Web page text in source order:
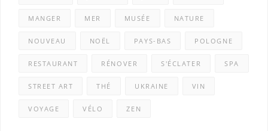
MANGER MER MUSÉE NATURE
NOUVEAU NOËL PAYS-BAS POLOGNE
RESTAURANT RÉNOVER S'ÉCLATER SPA
STREET ART THÉ UKRAINE VIN
VOYAGE VÉLO ZEN